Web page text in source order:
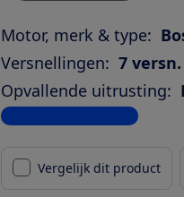
Motor, merk & type:
Versnellingen: 7
Opvallende uitrusting:
Bekijk alle specificaties
Vergelijk dit product